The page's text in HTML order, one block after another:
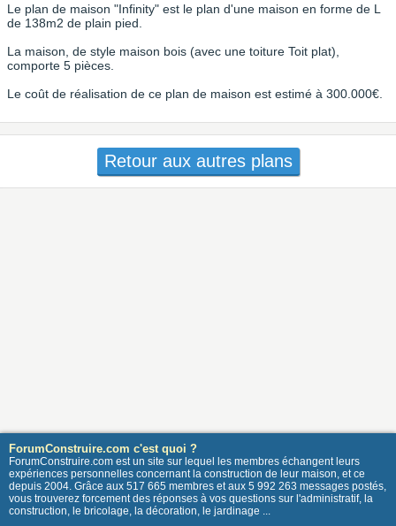
Le plan de maison "Infinity" est le plan d'une maison en forme de L
de 138m2 de plain pied.
La maison, de style maison bois (avec une toiture Toit plat),
comporte 5 pièces.
Le coût de réalisation de ce plan de maison est estimé à 300.000€.
Retour aux autres plans
ForumConstruire.com c'est quoi ?
ForumConstruire.com est un site sur lequel les membres échangent leurs
expériences personnelles concernant la construction de leur maison, et ce
depuis 2004. Grâce aux 517 665 membres et aux 5 992 263 messages postés,
vous trouverez forcement des réponses à vos questions sur l'administratif, la
construction, le bricolage, la décoration, le jardinage ...